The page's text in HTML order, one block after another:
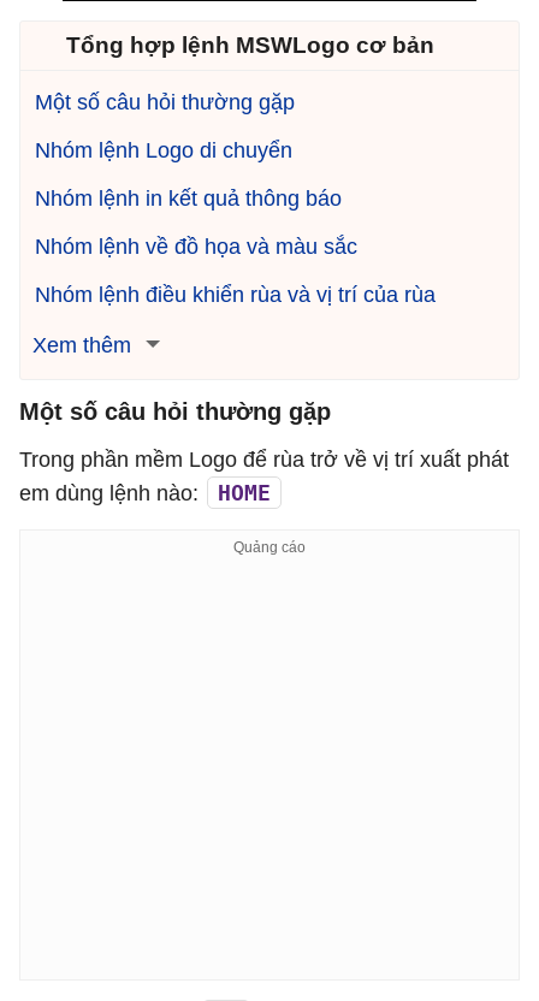
Tổng hợp lệnh MSWLogo cơ bản
Một số câu hỏi thường gặp
Nhóm lệnh Logo di chuyển
Nhóm lệnh in kết quả thông báo
Nhóm lệnh về đồ họa và màu sắc
Nhóm lệnh điều khiển rùa và vị trí của rùa
Xem thêm
Một số câu hỏi thường gặp
Trong phần mềm Logo để rùa trở về vị trí xuất phát
em dùng lệnh nào:
HOME